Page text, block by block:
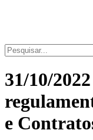
31/10/
e